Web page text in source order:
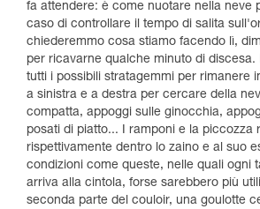
fa attendere: è come nuotare nella neve
caso di controllare il tempo di salita
chiederemmo cosa stiamo facendo lì,
per ricavarne qualche minuto di discesa.
tutti i possibili stratagemmi per rimanere
a sinistra e a destra per cercare della
compatta, appoggi sulle ginocchia,
posati di piatto... I ramponi e la piccozza
rispettivamente dentro lo zaino e al suo
condizioni come queste, nelle quali ogni
arriva alla cintola, forse sarebbero più
seconda parte del couloir, una goulotte